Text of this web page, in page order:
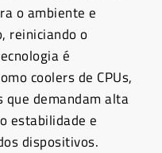
o ambiente e
reiniciando o
é
coolers de CPUs,
que demandam alta
estabilidade e
dispositivos.